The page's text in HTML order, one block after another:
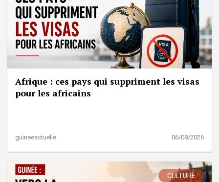
Afrique : ces pays qui suppriment les visas
pour les africains
guineeactuelle 06/08/2026
CULTURE